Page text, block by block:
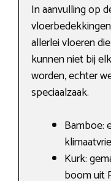
In aanvulling op
allerlei vloeren
kunnen niet bij
worden, echter
speciaalzaak.
Bamboe:
Kurk:
boom uit